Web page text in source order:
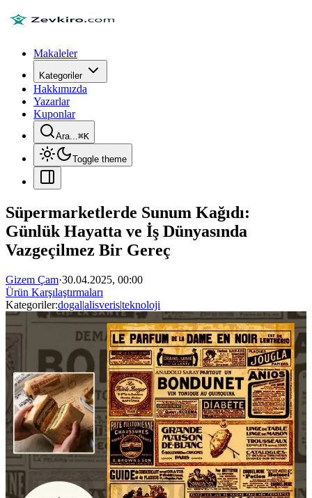
Makaleler
Kategoriler
Hakkımızda
Yazarlar
Kuponlar
Ara...⌘K
Toggle theme
Süpermarketlerde Sunum Kağıdı:
Günlük Hayatta ve İş Dünyasında
Vazgeçilmez Bir Gereç
Gizem Çam·30.04.2025, 00:00
Ürün Karşılaştırmaları
Kategoriler:dogal|alisveris|teknoloji